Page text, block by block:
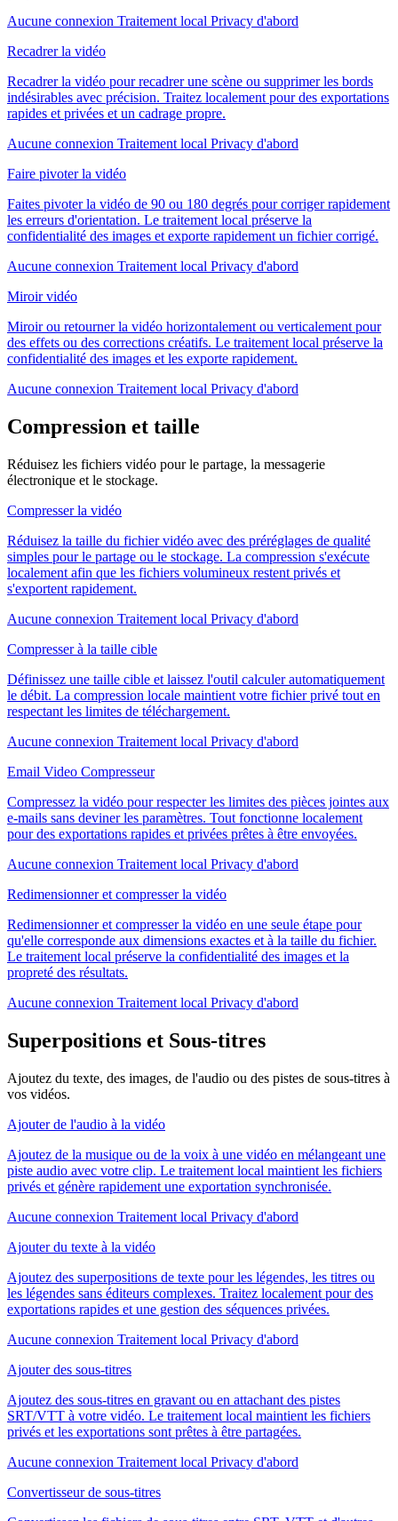
Aucune connexion Traitement local Privacy d'abord
Recadrer la vidéo
Recadrer la vidéo pour recadrer une scène ou supprimer les bords
indésirables avec précision. Traitez localement pour des exportations
rapides et privées et un cadrage propre.
Aucune connexion Traitement local Privacy d'abord
Faire pivoter la vidéo
Faites pivoter la vidéo de 90 ou 180 degrés pour corriger rapidement
les erreurs d'orientation. Le traitement local préserve la
confidentialité des images et exporte rapidement un fichier corrigé.
Aucune connexion Traitement local Privacy d'abord
Miroir vidéo
Miroir ou retourner la vidéo horizontalement ou verticalement pour
des effets ou des corrections créatifs. Le traitement local préserve la
confidentialité des images et les exporte rapidement.
Aucune connexion Traitement local Privacy d'abord
Compression et taille
Réduisez les fichiers vidéo pour le partage, la messagerie
électronique et le stockage.
Compresser la vidéo
Réduisez la taille du fichier vidéo avec des préréglages de qualité
simples pour le partage ou le stockage. La compression s'exécute
localement afin que les fichiers volumineux restent privés et
s'exportent rapidement.
Aucune connexion Traitement local Privacy d'abord
Compresser à la taille cible
Définissez une taille cible et laissez l'outil calculer automatiquement
le débit. La compression locale maintient votre fichier privé tout en
respectant les limites de téléchargement.
Aucune connexion Traitement local Privacy d'abord
Email Video Compresseur
Compressez la vidéo pour respecter les limites des pièces jointes aux
e-mails sans deviner les paramètres. Tout fonctionne localement
pour des exportations rapides et privées prêtes à être envoyées.
Aucune connexion Traitement local Privacy d'abord
Redimensionner et compresser la vidéo
Redimensionner et compresser la vidéo en une seule étape pour
qu'elle corresponde aux dimensions exactes et à la taille du fichier.
Le traitement local préserve la confidentialité des images et la
propreté des résultats.
Aucune connexion Traitement local Privacy d'abord
Superpositions et Sous-titres
Ajoutez du texte, des images, de l'audio ou des pistes de sous-titres à
vos vidéos.
Ajouter de l'audio à la vidéo
Ajoutez de la musique ou de la voix à une vidéo en mélangeant une
piste audio avec votre clip. Le traitement local maintient les fichiers
privés et génère rapidement une exportation synchronisée.
Aucune connexion Traitement local Privacy d'abord
Ajouter du texte à la vidéo
Ajoutez des superpositions de texte pour les légendes, les titres ou
les légendes sans éditeurs complexes. Traitez localement pour des
exportations rapides et une gestion des séquences privées.
Aucune connexion Traitement local Privacy d'abord
Ajouter des sous-titres
Ajoutez des sous-titres en gravant ou en attachant des pistes
SRT/VTT à votre vidéo. Le traitement local maintient les fichiers
privés et les exportations sont prêtes à être partagées.
Aucune connexion Traitement local Privacy d'abord
Convertisseur de sous-titres